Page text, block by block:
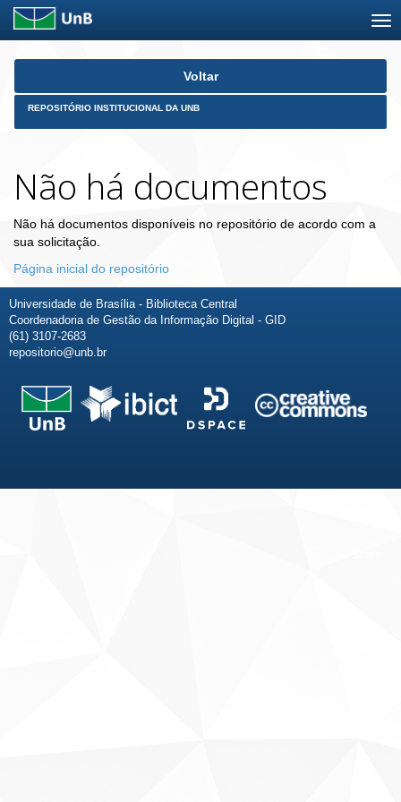
Skip
Voltar
REPOSITÓRIO INSTITUCIONAL DA UNB
Não há documentos
Não há documentos disponíveis no repositório de acordo com a
sua solicitação.
Página inicial do repositório
Universidade de Brasília - Biblioteca Central
Coordenadoria de Gestão da Informação Digital - GID
(61) 3107-2683
repositorio@unb.br